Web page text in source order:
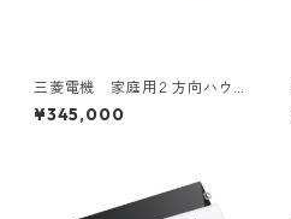
三菱電機 家庭用２方向ハウ
ジングエアコン 14～20畳用
¥345,000